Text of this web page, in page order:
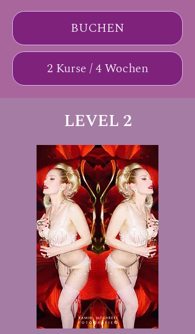
BUCHEN
2 Kurse / 4 Wochen
LEVEL 2